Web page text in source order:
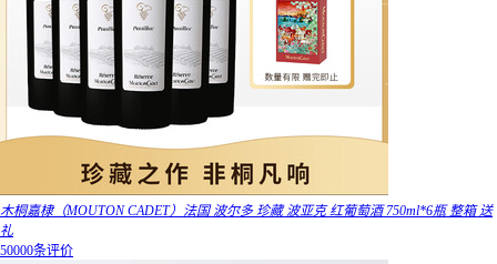
木桐嘉棣（MOUTON CADET）法国 波尔多 珍藏 波亚克 红葡萄酒 750ml*6瓶 整箱 送
礼
50000条评价